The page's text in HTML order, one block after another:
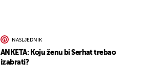
NASLJEDNIK
ANKETA: Koju ženu bi Serhat trebao
izabrati?